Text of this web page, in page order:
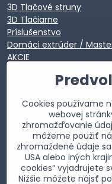
3D Tlačové struny
3D Tlačiarne
Príslušenstvo
Domáci extrúder /
AKCIE
Cookies používame
webovej
zhromažďovanie
môžeme použiť
zhromaždené údaje
USA alebo iných
cookies“ vyjadrujete
Nižšie môžete nájsť